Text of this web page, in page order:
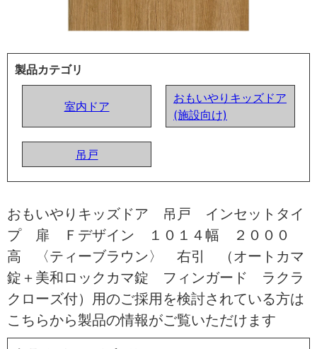
製品カテゴリ
室内ドア
おもいやりキッズドア
(施設向け)
吊戸
おもいやりキッズドア 吊戸 インセットタイ
プ 扉 Ｆデザイン １０１４幅 ２０００
高 〈ティーブラウン〉 右引 （オートカマ
錠＋美和ロックカマ錠 フィンガード ラクラ
クローズ付）用のご採用を検討されている方は
こちらから製品の情報がご覧いただけます